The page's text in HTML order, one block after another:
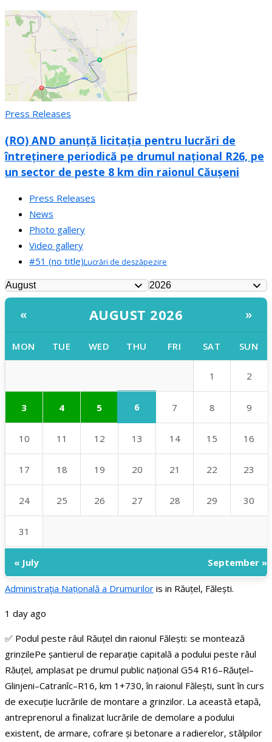
Press Releases
(RO) AND anunță licitația pentru lucrări de
întreținere periodică pe drumul național R26, pe
un sector de peste 8 km din raionul Căușeni
Press Releases
News
Photo gallery
Video gallery
#51 (no title)Lucrări de deszăpezire
« AUGUST 2026 »
MON TUE WED THU FRI SAT SUN
1 2
3 4 5 6 7 8 9
10 11 12 13 14 15 16
17 18 19 20 21 22 23
24 25 26 27 28 29 30
31
« July September »
Administraţia Națională a Drumurilor is in Răuțel, Fălești.
1 day ago
✅ Podul peste râul Răuțel din raionul Fălești: se montează
grinzilePe șantierul de reparație capitală a podului peste râul
Răuțel, amplasat pe drumul public național G54 R16–Răuțel–
Glinjeni–Catranîc–R16, km 1+730, în raionul Fălești, sunt în curs
de execuție lucrările de montare a grinzilor. La această etapă,
antreprenorul a finalizat lucrările de demolare a podului
existent, de armare, cofrare și betonare a radierelor, stâlpilor